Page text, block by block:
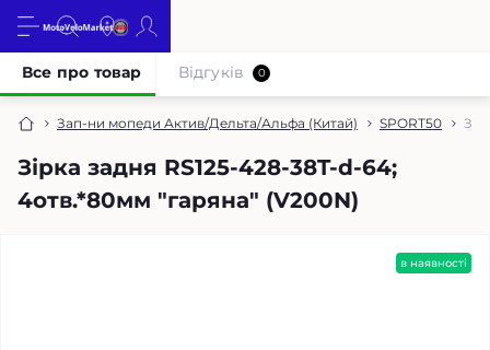
Зап-ни мопеди Актив/Дельта/Альфа (Китай) SPORT50
Зірка задня RS125-428-38T-d-64;
4отв.*80мм "гаряна" (V200N)
Все про товар Відгуків 0
в наявності